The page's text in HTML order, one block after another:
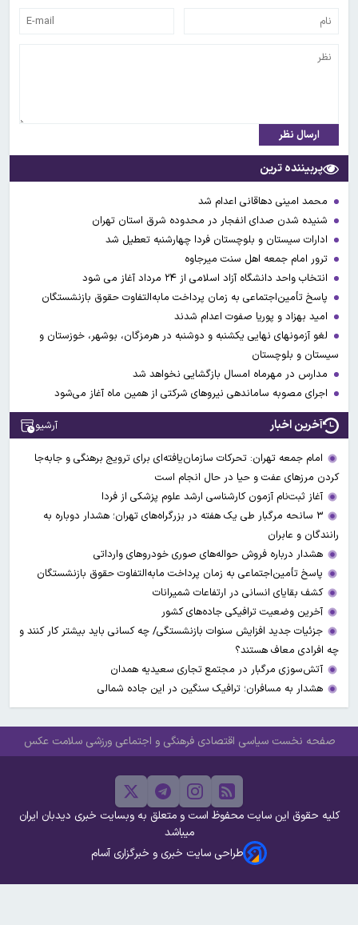
ارسال نظر
پربیننده ترین
محمد امینی دهاقانی اعدام شد
شنیده شدن صدای انفجار در محدوده شرق استان تهران
ادارات سیستان و بلوچستان فردا چهارشنبه تعطیل شد
ترور امام جمعه اهل سنت میرجاوه
انتخاب واحد دانشگاه آزاد اسلامی از ۲۴ مرداد آغاز می شود
پاسخ تأمین‌اجتماعی به زمان پرداخت مابه‌التفاوت حقوق بازنشستگان
امید بهزاد و پوریا صفوت اعدام شدند
لغو آزمونهای نهایی یکشنبه و دوشنبه در هرمزگان، بوشهر، خوزستان و
سیستان و بلوچستان
مدارس در مهرماه امسال بازگشایی نخواهد شد
اجرای مصوبه ساماندهی نیرو‌های شرکتی از همین ماه آغاز می‌شود
آخرین اخبار آرشیو
امام جمعه تهران: تحرکات سازمان‌یافته‌ای برای ترویج برهنگی و جابه‌جا
کردن مرزهای عفت و حیا در حال انجام است
آغاز ثبت‌نام‌ آزمون کارشناسی ارشد علوم پزشکی از فردا
۳ سانحه مرگبار طی یک هفته در بزرگراه‌های تهران؛ هشدار دوباره به
رانندگان و عابران
هشدار درباره فروش حواله‌های صوری خودروهای وارداتی
پاسخ تأمین‌اجتماعی به زمان پرداخت مابه‌التفاوت حقوق بازنشستگان
کشف بقایای انسانی در ارتفاعات شمیرانات
آخرین وضعیت ترافیکی جاده‌های کشور
جزئیات جدید افزایش سنوات بازنشستگی/ چه کسانی باید بیشتر کار کنند و
چه افرادی معاف هستند؟
آتش‌سوزی مرگبار در مجتمع تجاری سعیدیه همدان
هشدار به مسافران؛ ترافیک سنگین در این جاده شمالی
صفحه نخست سیاسی اقتصادی فرهنگی و اجتماعی ورزشی سلامت عکس
کلیه حقوق این سایت محفوظ است و متعلق به وبسایت خبری دیدبان ایران
میباشد
طراحی سایت خبری و خبرگزاری آسام